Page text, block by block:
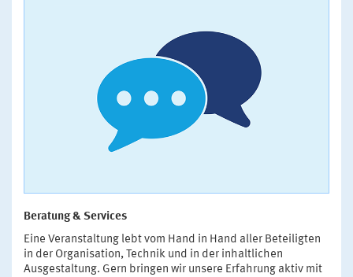
Beratung & Services
Eine Veranstaltung lebt vom Hand in Hand aller Beteiligten
in der Organisation, Technik und in der inhaltlichen
Ausgestaltung. Gern bringen wir unsere Erfahrung aktiv mit